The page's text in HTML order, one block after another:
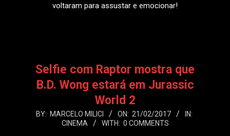
voltaram para assustar e emocionar!
Selfie com Raptor mostra que
B.D. Wong estará em Jurassic
World 2
2017-
BY: MARCELO MILICI ON: 21/02/2017
IN:
CINEMA
WITH: 0 COMMENTS